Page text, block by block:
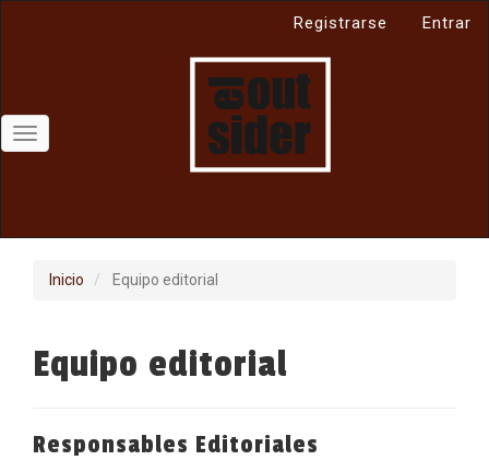
lateral
Registrarse Entrar
Toggle
navigation
Inicio Equipo editorial
Equipo editorial
Responsables Editoriales